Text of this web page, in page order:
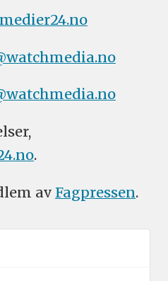
.
av Fagpressen.
Vær Varsom-
presseskikk.